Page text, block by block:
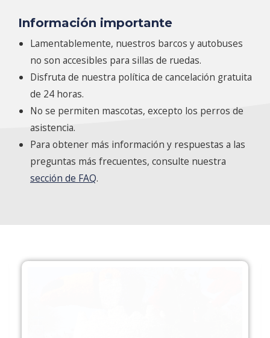
Información importante
Lamentablemente, nuestros barcos y autobuses
no son accesibles para sillas de ruedas.
Disfruta de nuestra política de cancelación gratuita
de 24 horas.
No se permiten mascotas, excepto los perros de
asistencia.
Para obtener más información y respuestas a las
preguntas más frecuentes, consulte nuestra
sección de FAQ.